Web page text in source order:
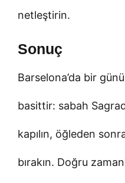
netleştirin.
Sonuç
Barselona’da bir
basittir: sabah
kapılın, öğleden
bırakın. Doğru